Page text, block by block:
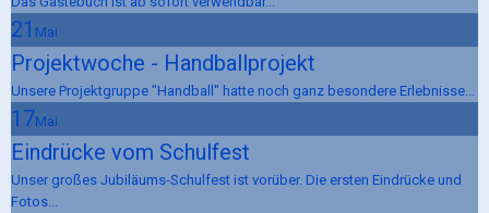
21 Mai
Projektwoche - Handballprojekt
Unsere Projektgruppe "Handball" hatte noch ganz besondere Erlebnisse...
17Mai
Eindrücke vom Schulfest
Unser großes Jubiläums-Schulfest ist vorüber. Die ersten Eindrücke und
Fotos...